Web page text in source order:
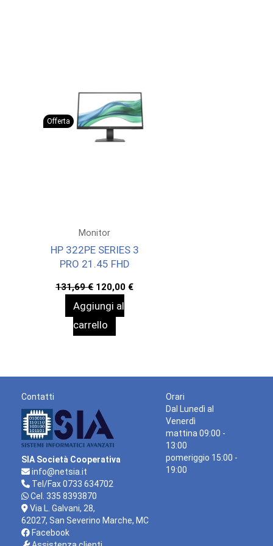
Offerta
Monitor
HP 322PE SERIES 3
PRO 21.45 FHD
131,69€ Il
prezzo
originale
131,69 €.
120,00 €Il
prezzo
Aggiungi al
carrello
Contatti
SIA Società Cooperativa
info@netsia.it
Tel/Fax 0733 634702
Cel. 335 8393870
Via L. Galvani, 28,
62027, San Severino Marche, MC
Facebook
Orari
Dal Lunedì al
Venerdì
mattina 09:00 -
13:00
pomeriggio 15:00 -
19:00